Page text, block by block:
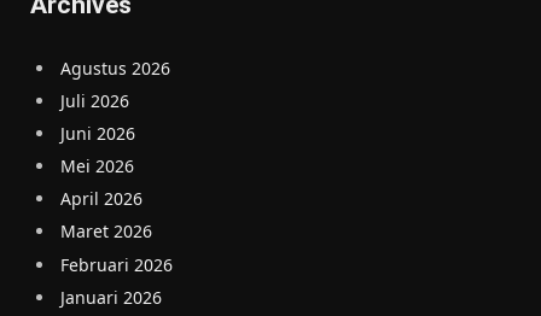
Agustus 2026
Juli 2026
Juni 2026
Mei 2026
April 2026
Maret 2026
Februari 2026
Januari 2026